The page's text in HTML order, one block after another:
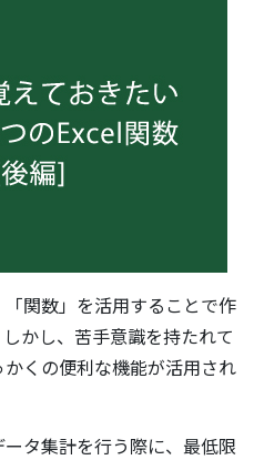
関数」を活用することで作
かし、苦手意識を持たれて
くの便利な機能が活用され
タ集計を行う際に、最低限